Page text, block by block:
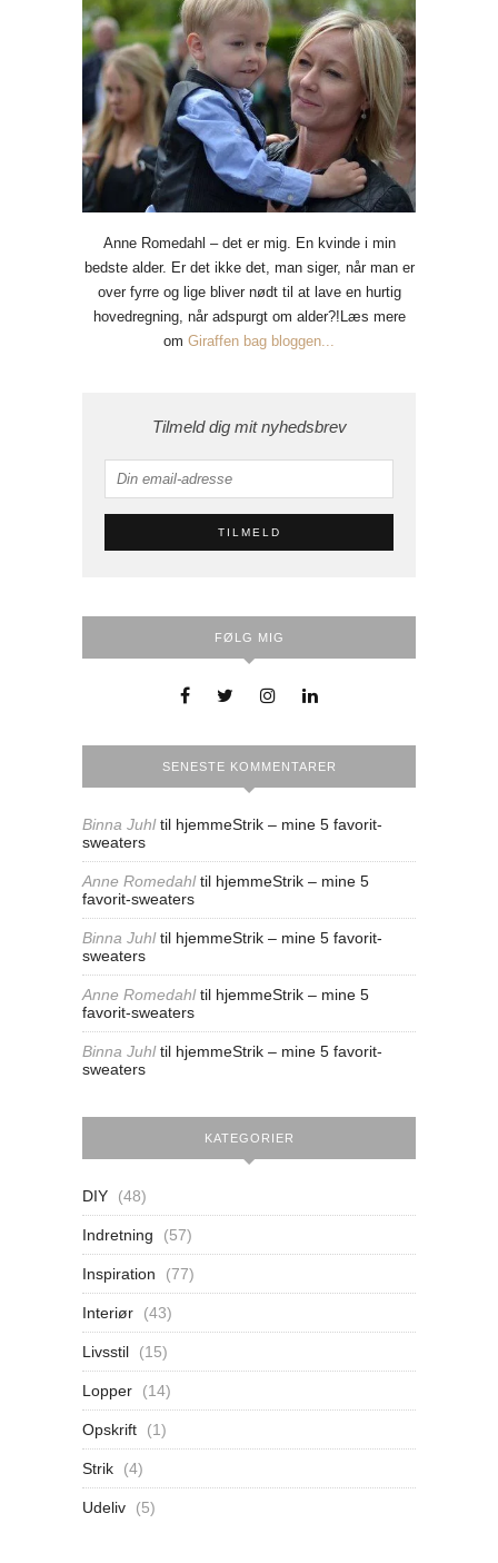
Anne Romedahl – det er mig. En kvinde i min
bedste alder. Er det ikke det, man siger, når man er
over fyrre og lige bliver nødt til at lave en hurtig
hovedregning, når adspurgt om alder?!Læs mere
om Giraffen bag bloggen...
Tilmeld dig mit nyhedsbrev
FØLG MIG
SENESTE KOMMENTARER
Binna Juhltil hjemmeStrik – mine 5 favorit-
sweaters
Anne Romedahltil hjemmeStrik – mine 5
favorit-sweaters
Binna Juhltil hjemmeStrik – mine 5 favorit-
sweaters
Anne Romedahltil hjemmeStrik – mine 5
favorit-sweaters
Binna Juhltil hjemmeStrik – mine 5 favorit-
sweaters
KATEGORIER
DIY (48)
Indretning (57)
Inspiration (77)
Interiør (43)
Livsstil (15)
Lopper (14)
Opskrift (1)
Strik (4)
Udeliv (5)